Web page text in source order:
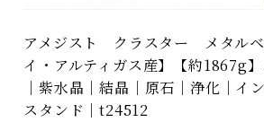
アメジスト クラスター メタルベ
イ・アルティガス産】【約1867g
｜紫水晶｜結晶｜原石｜浄化｜イ
スタンド｜t24512